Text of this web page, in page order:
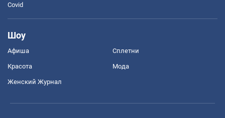
Covid
Шоу
Афиша Сплетни
Красота Мода
Женский Журнал